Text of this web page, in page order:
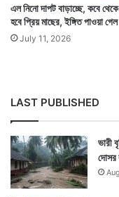
এল নিনো দাপট বাড়াচ্ছে, কবে
হবে প্রিয় মাছের, ইঙ্গিত পাওয়া গেল
July 11, 2026
LAST PUBLISHED
ভারী